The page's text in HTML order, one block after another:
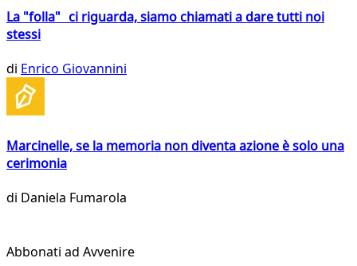
La "folla" ci riguarda, siamo chiamati a dare tutti noi
stessi
di Enrico Giovannini
Marcinelle, se la memoria non diventa azione è solo una
cerimonia
di Daniela Fumarola
Abbonati ad Avvenire